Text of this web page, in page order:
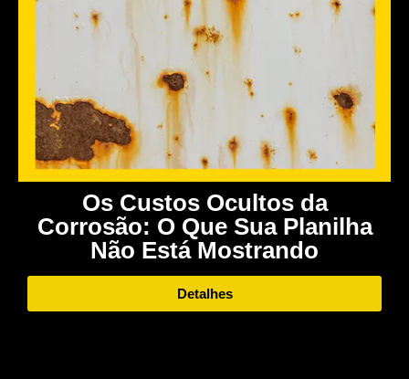
Os Custos Ocultos da
Corrosão: O Que Sua Planilha
Não Está Mostrando
Detalhes